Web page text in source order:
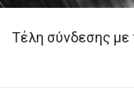
Τέλη σύνδεσης